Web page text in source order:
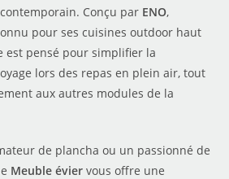
Conçu par ENO,
pour ses cuisines outdoor haut
est pensé pour simplifier la
lors des repas en plein air, tout
aux autres modules de la
de plancha ou un passionné de
Meuble éviervous offre une